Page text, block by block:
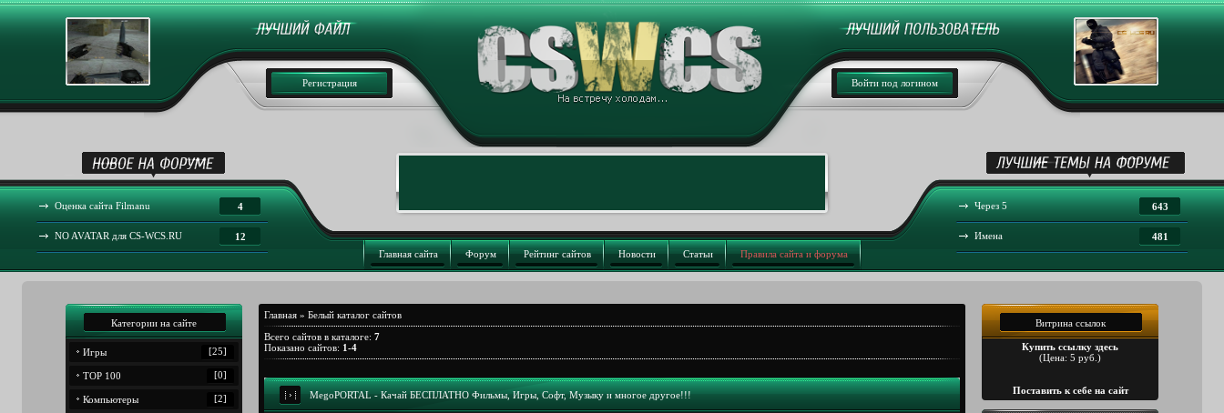
Регистрация Войти под логином
4
Оценка сайта Filmanu
12
NO AVATAR для CS-WCS.RU
643
Через 5
481
Имена
Главная сайта
Форум Рейтинг сайтов Новости Статьи Правила сайта и форума
Категории на сайте
Игры [25]
TOP 100 [0]
Компьютеры [2]
Витрина ссылок
Купить ссылку здесь
(Цена: 5 руб.)
Поставить к себе на сайт
Главная » Белый каталог сайтов
Всего сайтов в каталоге: 7
Показано сайтов: 1-4
MegoPORTAL - Качай БЕСПЛАТНО Фильмы, Игры, Софт, Музыку и многое другое!!!